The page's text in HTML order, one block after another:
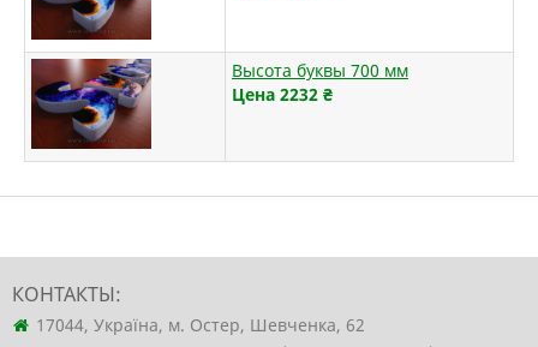
Высота буквы 700 мм
Цена 2232 ₴
КОНТАКТЫ:
17044, Україна, м. Остер, Шевченка, 62